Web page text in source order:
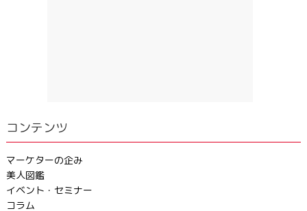
コンテンツ
マーケターの企み
美人図鑑
イベント・セミナー
コラム